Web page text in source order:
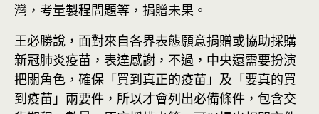
灣，考量製程問題等，捐贈未果。
王必勝說，面對來自各界表態願意捐贈或協助採購
新冠肺炎疫苗，表達感謝，不過，中央還需要扮演
把關角色，確保「買到真正的疫苗」及「要真的買
到疫苗」兩要件，所以才會列出必備條件，包含交